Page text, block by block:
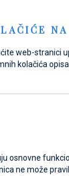
web-stranici
kolačića
osnovne
ne može